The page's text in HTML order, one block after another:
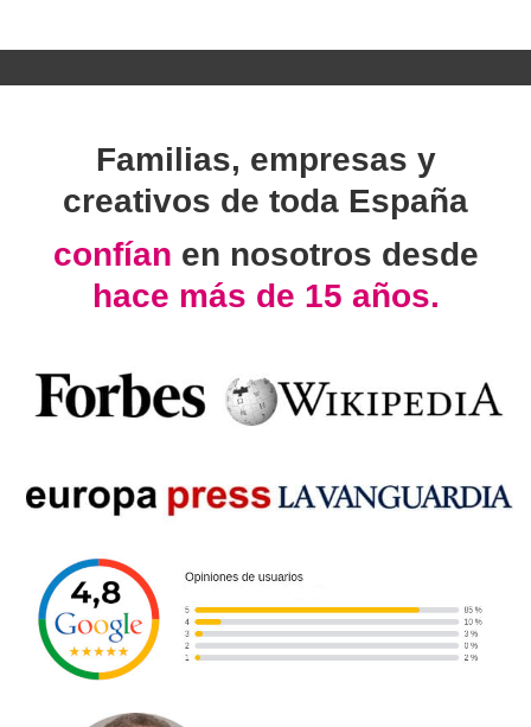
Familias, empresas y
creativos de toda España
confían en nosotros desde
hace más de 15 años.